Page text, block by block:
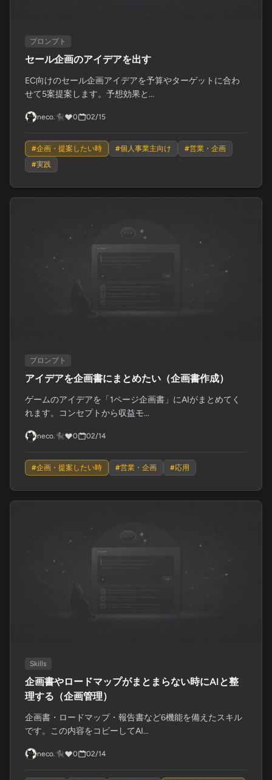
プロンプト
セール企画のアイデアを出す
EC向けのセール企画アイデアを予算やターゲットに合わ
せて5案提案します。予想効果と...
neco.🐈‍⬛ 0 02/15
#企画・提案したい時 #個人事業主向け #営業・企画
#実践
プロンプト
アイデアを企画書にまとめたい（企画書作成）
ゲームのアイデアを「1ページ企画書」にAIがまとめてく
れます。コンセプトから収益モ...
neco.🐈‍⬛ 0 02/14
#企画・提案したい時 #営業・企画 #応用
Skills
企画書やロードマップがまとまらない時にAIと整
理する（企画管理）
企画書・ロードマップ・報告書など6機能を備えたスキル
です。この内容をコピーしてAI...
neco.🐈‍⬛ 0 02/14